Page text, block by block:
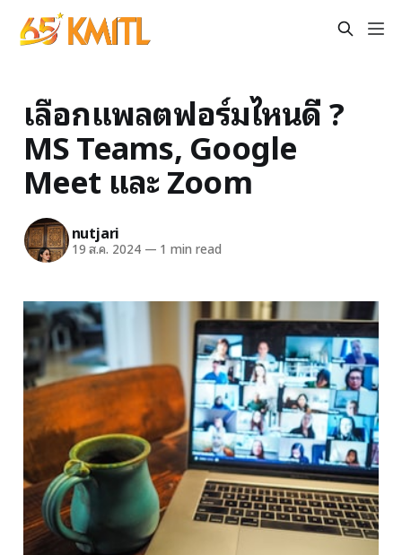
เลือกแพลตฟอร์มไหนดี ?
MS Teams, Google
Meet และ Zoom
nutjari
19 ส.ค. 2024 — 1 min read